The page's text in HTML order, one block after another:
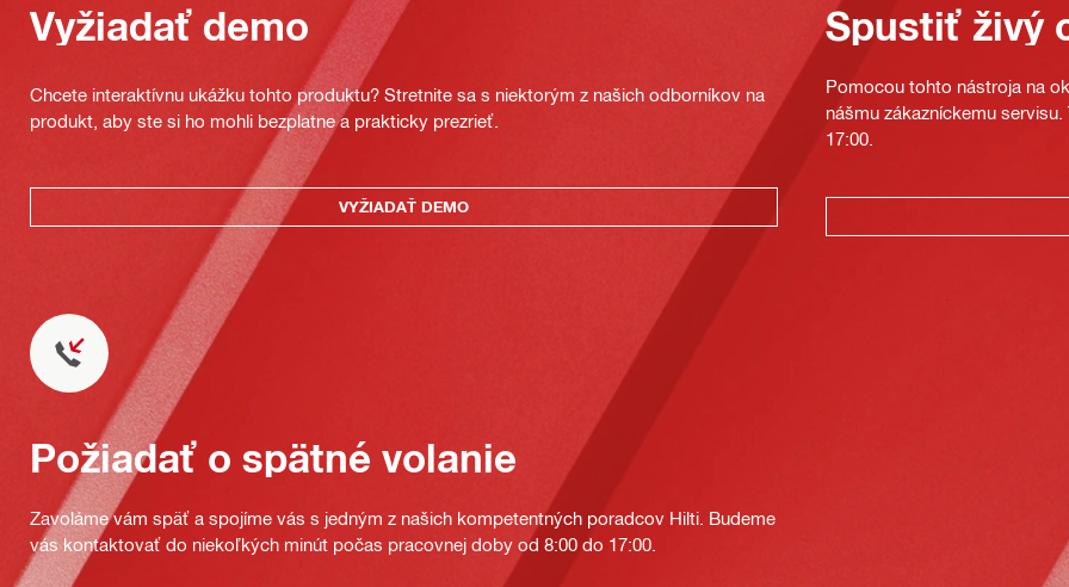
Vyžiadať demo
Chcete interaktívnu ukážku tohto produktu? Stretnite sa s niektorým z našich odborníkov na
produkt, aby ste si ho mohli bezplatne a prakticky prezrieť.
VYŽIADAŤ DEMO
Spustiť živý
Pomocou tohto nástroja na
nášmu zákazníckemu
17:00.
Požiadať o spätné volanie
Zavoláme vám späť a spojíme vás s jedným z našich kompetentných poradcov Hilti. Budeme
vás kontaktovať do niekoľkých minút počas pracovnej doby od 8:00 do 17:00.